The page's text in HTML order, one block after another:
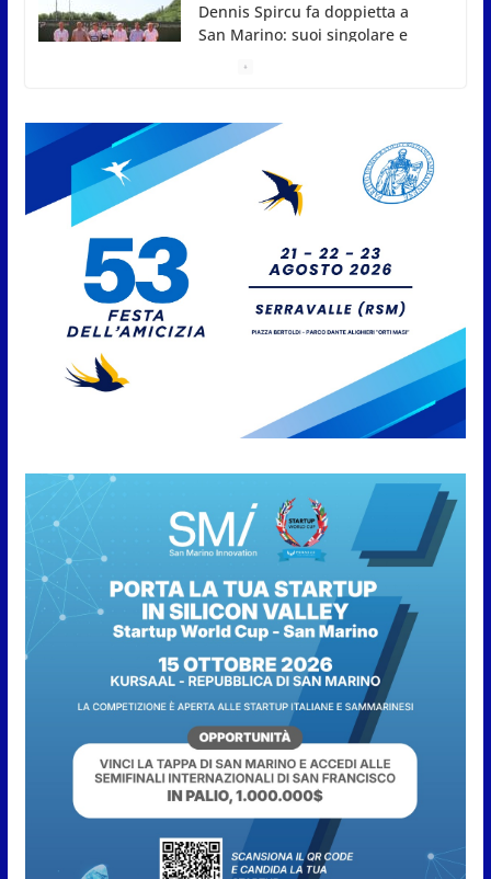
Dennis Spircu fa doppietta a
San Marino: suoi singolare e
Giro aereo d’Italia: a San Marino è stata l’ultima
tappa
9 Agosto 2026
San Marino. AR plaude al
confronto tra istituzioni e
professionisti sulle procedure e
verifiche ispettive